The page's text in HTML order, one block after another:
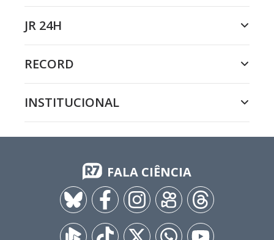
JR 24H
RECORD
INSTITUCIONAL
FALA CIÊNCIA